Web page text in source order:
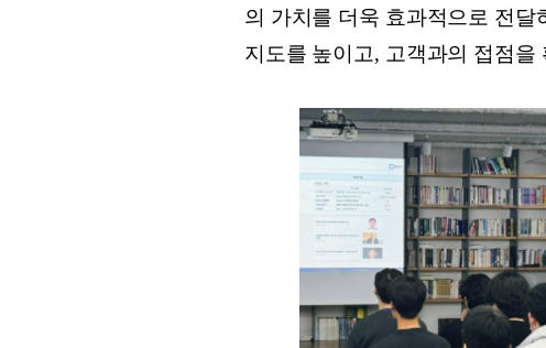
의 가치를 더욱 효과적으로 전달
지도를 높이고, 고객과의 접점